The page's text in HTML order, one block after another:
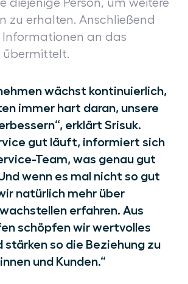
diejenige Person, um weitere
zu erhalten. Anschließend
Informationen an das
übermittelt.
wächst kontinuierlich,
immer hart daran, unsere
erklärt Srisuk.
gut läuft, informiert sich
Team, was genau gut
wenn es mal nicht so gut
natürlich mehr über
erfahren. Aus
schöpfen wir wertvolles
stärken so die Beziehung zu
und Kunden.“